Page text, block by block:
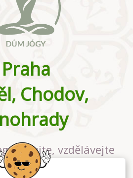
Praha
Chodov,
vzdělávejte
jógovém studiu v